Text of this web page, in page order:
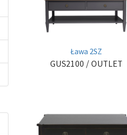
Ława 2SZ
GUS2100 / OUTLET